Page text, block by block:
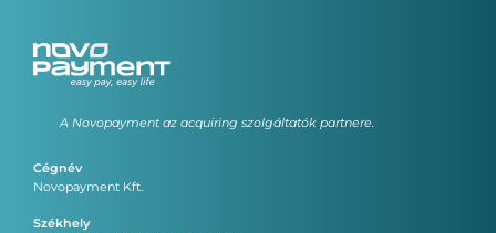
A Novopayment az acquiring szolgáltatók partnere.
Cégnév
Novopayment Kft.
Székhely